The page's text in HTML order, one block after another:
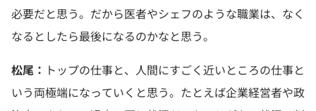
必要だと思う。だから医者やシェフのような職業は、なく
なるとしたら最後になるのかなと思う。
松尾： トップの仕事と、人間にすごく近いところの仕事と
いう両極端になっていくと思う。たとえば企業経営者や政